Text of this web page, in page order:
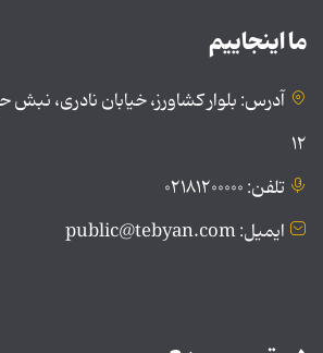
ما اینجاییم
آدرس: بلوار کشاورز، خیابان نادری،
۱۲
تلفن: ۰۲۱۸۱۲۰۰۰۰۰
ایمیل: public@tebyan.com